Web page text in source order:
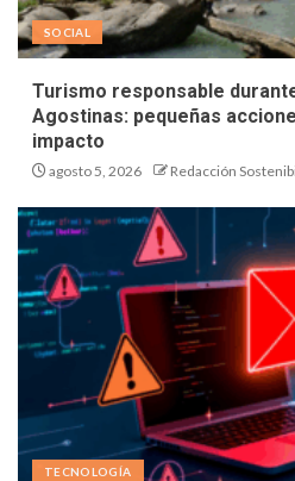
SOCIAL
Turismo responsable
Agostinas: pequeñas
impacto
agosto 5, 2026 Redacción
TECNOLOGÍA